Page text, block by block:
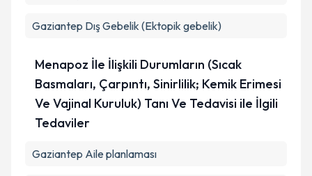
Gaziantep Dış Gebelik (Ektopik gebelik)
Menapoz İle İlişkili Durumların (Sıcak
Basmaları, Çarpıntı, Sinirlilik; Kemik Erimesi
Ve Vajinal Kuruluk) Tanı Ve Tedavisi ile İlgili
Tedaviler
Gaziantep Aile planlaması